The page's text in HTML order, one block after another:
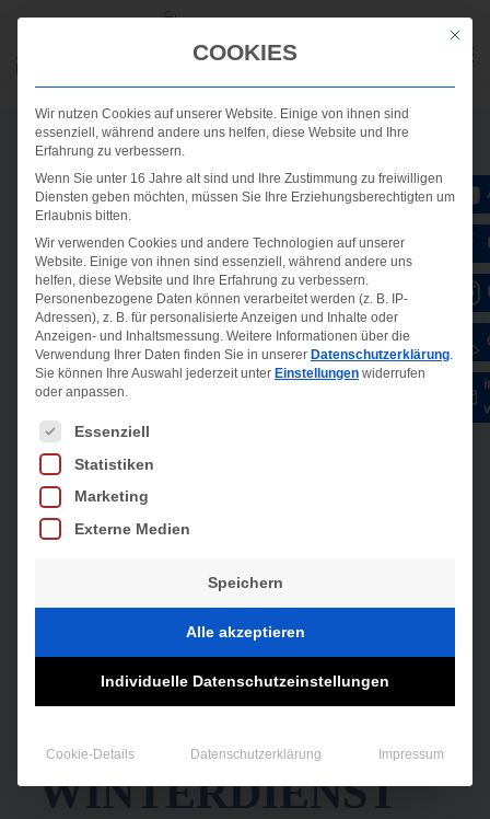
WINTERDIENST
Mit
COOKIES
Wir nutzen Cookies auf unserer Website. Einige von ihnen sind
essenziell, während andere uns helfen, diese Website und Ihre
Erfahrung zu verbessern.
Wenn Sie unter 16 Jahre alt sind und Ihre Zustimmung zu freiwilligen
Diensten geben möchten, müssen Sie Ihre Erziehungsberechtigten um
Erlaubnis bitten.
Wir verwenden Cookies und andere Technologien auf unserer
Website. Einige von ihnen sind essenziell, während andere uns
helfen, diese Website und Ihre Erfahrung zu verbessern.
Personenbezogene Daten können verarbeitet werden (z. B. IP-
Adressen), z. B. für personalisierte Anzeigen und Inhalte oder
Anzeigen- und Inhaltsmessung. Weitere Informationen über die
Verwendung Ihrer Daten finden Sie in unserer Datenschutzerklärung.
Sie können Ihre Auswahl jederzeit unter Einstellungen widerrufen
oder anpassen.
Es folgt eine Liste der Service-Gruppen, für die
Essenziell
Statistiken
Marketing
Externe Medien
Speichern
Alle akzeptieren
Individuelle Datenschutzeinstellungen
Cookie-Details Datenschutzerklärung Impressum